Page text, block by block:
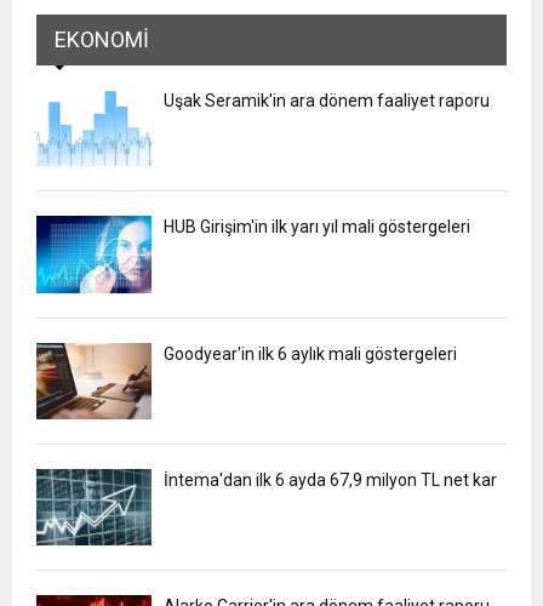
EKONOMI
Uşak Seramik'in ara dönem faaliyet raporu
HUB Girişim'in ilk yarı yıl mali göstergeleri
Goodyear'in ilk 6 aylık mali göstergeleri
İntema'dan ilk 6 ayda 67,9 milyon TL net kar